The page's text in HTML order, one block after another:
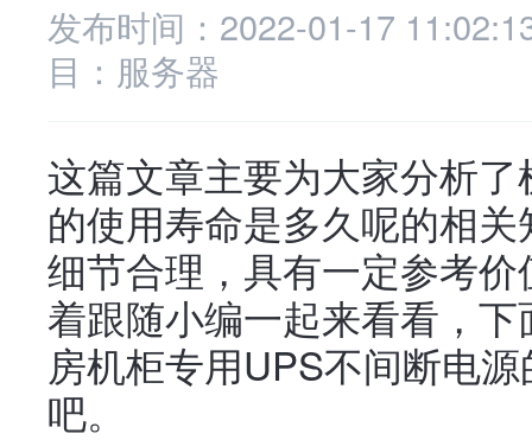
发布时间： 2022-01-17
目： 服务器
这篇文章主要为大家分析
的使用寿命是多久呢的相
细节合理，具有一定参考
着跟随小编一起来看看，
房机柜专用UPS不间断电
吧。